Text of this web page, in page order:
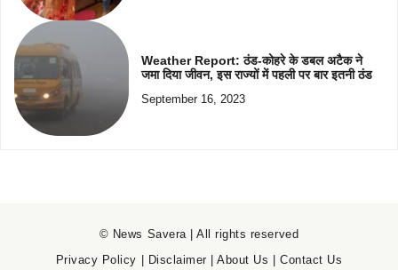
Weather Report: ठंड-कोहरे के डबल अटैक ने
जमा दिया जीवन, इस राज्यों में पहली पर बार इतनी ठंड
September 16, 2023
© News Savera | All rights reserved
Privacy Policy | Disclaimer |About Us |Contact Us